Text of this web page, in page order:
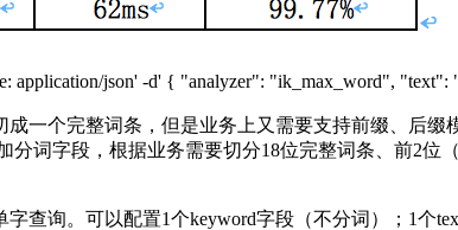
application/json' -d' { "analyzer": "ik_max_word",
一个完整词条，但是业务上又需要支持前缀、后
词字段，根据业务需要切分18位完整词条、前2
询。可以配置1个keyword字段（不分词）；1个